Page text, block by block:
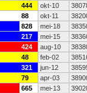
444 okt-10
88 okt-11
828 mei-18
217 mei-15
424 aug-10
48 feb-02
321 jun-12
79 apr-03
665 mei-13